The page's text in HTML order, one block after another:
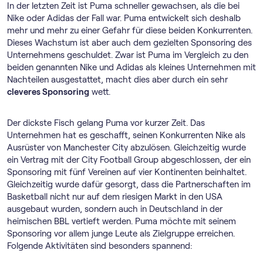
In der letzten Zeit ist Puma schneller gewachsen, als die bei
Nike oder Adidas der Fall war. Puma entwickelt sich deshalb
mehr und mehr zu einer Gefahr für diese beiden Konkurrenten.
Dieses Wachstum ist aber auch dem gezielten Sponsoring des
Unternehmens geschuldet. Zwar ist Puma im Vergleich zu den
beiden genannten Nike und Adidas als kleines Unternehmen mit
Nachteilen ausgestattet, macht dies aber durch ein sehr
cleveres Sponsoring wett.
Der dickste Fisch gelang Puma vor kurzer Zeit. Das
Unternehmen hat es geschafft, seinen Konkurrenten Nike als
Ausrüster von Manchester City abzulösen. Gleichzeitig wurde
ein Vertrag mit der City Football Group abgeschlossen, der ein
Sponsoring mit fünf Vereinen auf vier Kontinenten beinhaltet.
Gleichzeitig wurde dafür gesorgt, dass die Partnerschaften im
Basketball nicht nur auf dem riesigen Markt in den USA
ausgebaut wurden, sondern auch in Deutschland in der
heimischen BBL vertieft werden. Puma möchte mit seinem
Sponsoring vor allem junge Leute als Zielgruppe erreichen.
Folgende Aktivitäten sind besonders spannend: